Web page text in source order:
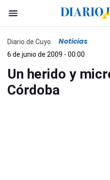
Diario de Cuyo Noticias
6 de junio de 2009 - 00:00
Un herido y
Córdoba